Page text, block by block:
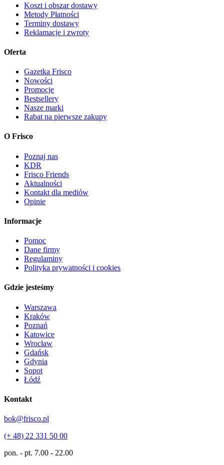
Koszt i obszar dostawy
Metody Płatności
Terminy dostawy
Reklamacje i zwroty
Oferta
Gazetka Frisco
Nowości
Promocje
Bestsellery
Nasze marki
Rabat na pierwsze zakupy
O Frisco
Poznaj nas
KDR
Frisco Friends
Aktualności
Kontakt dla mediów
Opinie
Informacje
Pomoc
Dane firmy
Regulaminy
Polityka prywatności i cookies
Gdzie jesteśmy
Warszawa
Kraków
Poznań
Katowice
Wrocław
Gdańsk
Gdynia
Sopot
Łódź
Kontakt
bok@frisco.pl
(+ 48) 22 331 50 00
pon. - pt. 7.00 - 22.00